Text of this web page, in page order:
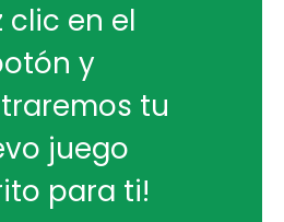
clic en el
y
tu
juego
para ti!